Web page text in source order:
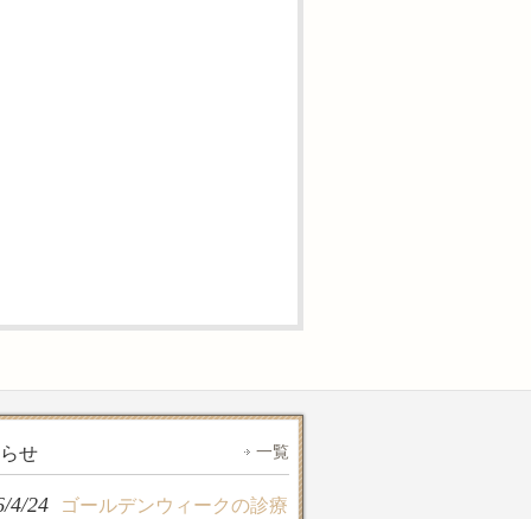
せ 一覧
4/24
ゴールデンウィークの診療